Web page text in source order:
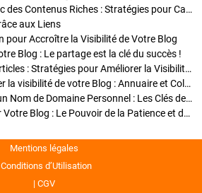
Enrichir Vos Articles avec des Contenus Riches : Stratégies pour Captiver et Optimiser
aux Liens
pour Accroître la Visibilité de Votre Blog
Blog : Le partage est la clé du succès !
Optimisation SEO des Articles : Stratégies pour Améliorer la Visibilité de Votre Blog
Stratégies pour améliorer la visibilité de votre Blog : Annuaire et Collaborations
Pourquoi Investir dans un Nom de Domaine Personnel : Les Clés de la Réussite de Votre Blog
Comment Faire Émerger Votre Blog : Le Pouvoir de la Patience et de la Persévérance
Mentions légales
Conditions d’Utilisation
CGV